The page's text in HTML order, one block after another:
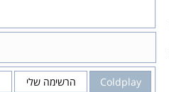
Coldplay הרשימה שלי